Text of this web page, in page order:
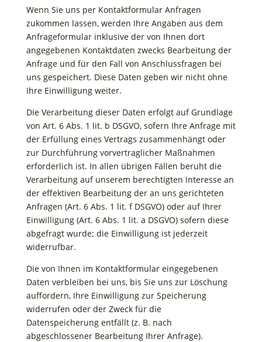
Wenn Sie uns per Kontaktformular Anfragen
zukommen lassen, werden Ihre Angaben aus dem
Anfrageformular inklusive der von Ihnen dort
angegebenen Kontaktdaten zwecks Bearbeitung der
Anfrage und für den Fall von Anschlussfragen bei
uns gespeichert. Diese Daten geben wir nicht ohne
Ihre Einwilligung weiter.
Die Verarbeitung dieser Daten erfolgt auf Grundlage
von Art. 6 Abs. 1 lit. b DSGVO, sofern Ihre Anfrage mit
der Erfüllung eines Vertrags zusammenhängt oder
zur Durchführung vorvertraglicher Maßnahmen
erforderlich ist. In allen übrigen Fällen beruht die
Verarbeitung auf unserem berechtigten Interesse an
der effektiven Bearbeitung der an uns gerichteten
Anfragen (Art. 6 Abs. 1 lit. f DSGVO) oder auf Ihrer
Einwilligung (Art. 6 Abs. 1 lit. a DSGVO) sofern diese
abgefragt wurde; die Einwilligung ist jederzeit
widerrufbar.
Die von Ihnen im Kontaktformular eingegebenen
Daten verbleiben bei uns, bis Sie uns zur Löschung
auffordern, Ihre Einwilligung zur Speicherung
widerrufen oder der Zweck für die
Datenspeicherung entfällt (z. B. nach
abgeschlossener Bearbeitung Ihrer Anfrage).